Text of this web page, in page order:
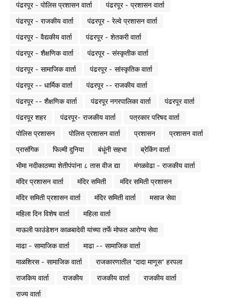
पंढरपूर - पोलिस प्रशासन वार्ता
पंढरपूर - प्रशासन वार्ता
पंढरपूर - राजकीय वार्ता
पंढरपूर - रेल्वे प्रशासन वार्ता
पंढरपूर - वैद्यकीय वार्ता
पंढरपूर - शेतकरी वार्ता
पंढरपूर - शैक्षणिक वार्ता
पंढरपूर - संस्कृतीक वार्ता
पंढरपूर - सामाजिक वार्ता
पंढरपूर - सांस्कृतिक वार्ता
पंढरपूर -- धार्मिक वार्ता
पंढरपूर -- राजकीय वार्ता
पंढरपूर -- शैक्षणिक वार्ता
पंढरपूर नगरपालिका वार्ता
पंढरपूर वार्ता
पंढरपूर शहर
पंढरपूर- राजकीय वार्ता
पत्रकार परिषद वार्ता
पोलिस प्रशासन
पोलिस प्रशासन वार्ता प्रशासन
प्रशासन वार्ता
प्रासंगिक
फिल्मी दुनिया बंधूंनी सहभा
ब्रेकिंग वार्ता
भीमा नदीकाठच्या शेतीपंपांना ८ तास वीज द्या
मंगळवेढा - राजकीय वार्ता
मंदिर प्रशासन वार्ता
मंदिर समिती
मंदिर समिती प्रशासन
मंदिर समिती प्रशासन वार्ता
मंदिर समिती वार्ता
मसाज सेवा
महिला दिन विशेष वार्ता
महिला वार्ता
माऊली फाउंडेशन काळबादेवी यांच्या तर्फे मोफत आरोग्य सेवा
माढा - सामाजिक वार्ता
माढा -- सामाजिक वार्ता
माळशिरस - सामाजिक वार्ता
राजकारणातील "दादा माणूस" हरपला
राजकिय वार्ता
राजकीय राजकीय वार्ता
राजकीय वार्ता
राज्य वार्ता